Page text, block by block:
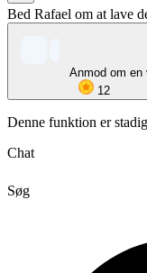
Bed Rafael om at lave
Anmod om en
12
Denne funktion er
Chat
Søg